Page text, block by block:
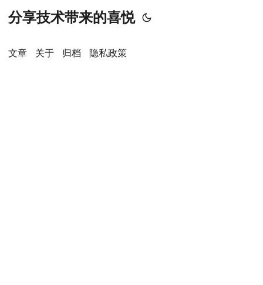
分享技术带来的喜悦
文章 关于 归档 隐私政策